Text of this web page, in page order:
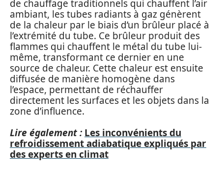
de chauffage traditionnels qui chauffent l’air
ambiant, les tubes radiants à gaz génèrent
de la chaleur par le biais d’un brûleur placé à
l’extrémité du tube. Ce brûleur produit des
flammes qui chauffent le métal du tube lui-
même, transformant ce dernier en une
source de chaleur. Cette chaleur est ensuite
diffusée de manière homogène dans
l’espace, permettant de réchauffer
directement les surfaces et les objets dans la
zone d’influence.
Lire également : Les inconvénients du
refroidissement adiabatique expliqués par
des experts en climat